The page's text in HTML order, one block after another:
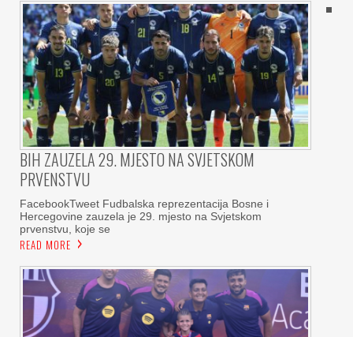
BIH ZAUZELA 29. MJESTO NA SVJETSKOM
PRVENSTVU
FacebookTweet Fudbalska reprezentacija Bosne i
Hercegovine zauzela je 29. mjesto na Svjetskom
prvenstvu, koje se
READ MORE